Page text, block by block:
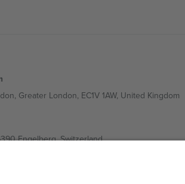
Greater London, EC1V 1AW, United Kingdom
Engelberg, Switzerland